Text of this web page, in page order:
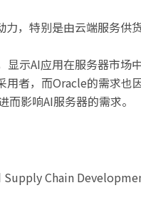
，特别是由云端服务供
示AI应用在服务器市场
者，而Oracle的需求也
影响AI服务器的需求。
Chain